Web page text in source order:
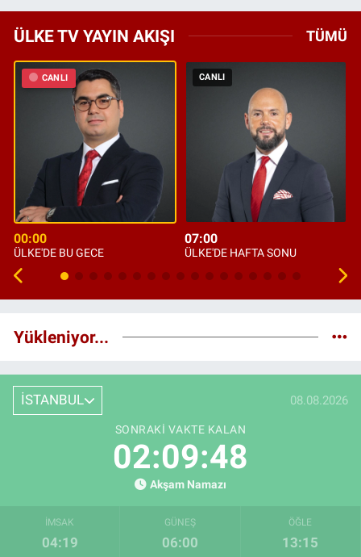
ÜLKE TV YAYIN AKIŞI TÜMÜ
CANLI
00:00
ÜLKE'DE BU GECE
CANLI
07:00
ÜLKE'DE HAFTA SONU
Yükleniyor...
İSTANBUL 08.08.2026
SONRAKI VAKTE KALAN
02:09:48
Akşam Namazı
İMSAK
04:19
GÜNEŞ
06:00
ÖĞLE
13:15